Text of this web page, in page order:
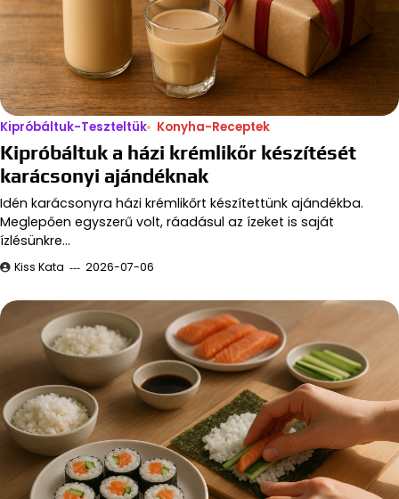
Kipróbáltuk-Teszteltük Konyha-Receptek
Kipróbáltuk a házi krémlikőr készítését
karácsonyi ajándéknak
Idén karácsonyra házi krémlikőrt készítettünk ajándékba.
Meglepően egyszerű volt, ráadásul az ízeket is saját
ízlésünkre…
Kiss Kata 2026-07-06